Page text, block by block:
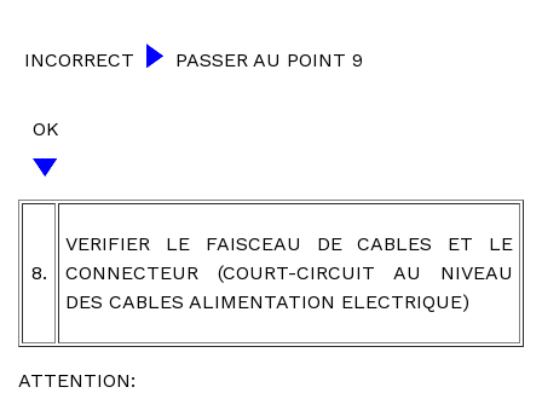
INCORRECT PASSER AU POINT 9
OK
8.
VERIFIER LE FAISCEAU DE CABLES ET LE
CONNECTEUR (COURT-CIRCUIT AU NIVEAU
DES CABLES ALIMENTATION ELECTRIQUE)
ATTENTION: